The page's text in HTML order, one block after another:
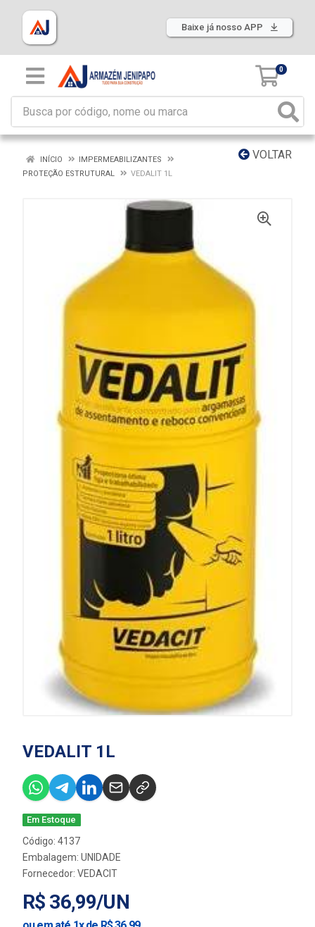
Baixe já nosso APP
0
VOLTAR
INÍCIO
IMPERMEABILIZANTES
PROTEÇÃO ESTRUTURAL
VEDALIT 1L
VEDALIT 1L
Em Estoque
Código: 4137
Embalagem: UNIDADE
Fornecedor: VEDACIT
R$ 36,99/UN